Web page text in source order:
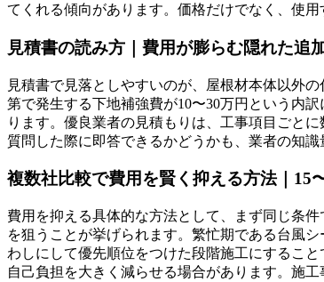
てくれる傾向があります。価格だけでなく、使
見積書の読み方｜費用が膨らむ隠れた追
見積書で見落としやすいのが、屋根材本体以外
第で発生する下地補強費が10〜30万円という内
ります。優良業者の見積もりは、工事項目ごと
質問した際に即答できるかどうかも、業者の知識
複数社比較で費用を賢く抑える方法｜15
費用を抑える具体的な方法として、まず同じ条
を狙うことが挙げられます。繁忙期である台風
わしにして優先順位をつけた段階施工にするこ
自己負担を大きく減らせる場合があります。施工